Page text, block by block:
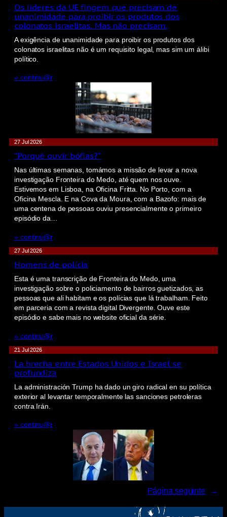
Os líderes da UE fingem que precisam de
unanimidade para proibir os produtos dos
colonatos israelitas. Mas não precisam.
A exigência de unanimidade para proibir os produtos dos
colonatos israelitas não é um requisito legal, mas sim um álibi
político.
» continu@r
27 Jul 2026
“Porquê ouvir bófias?”
Nas últimas semanas, tomámos a missão de levar a nova
investigação Fronteira do Medo, até quem nos ouve.
Estivemos em Lisboa, na Oficina Fritta. No Porto, com a
Oficina Mescla. E na Cova da Moura, com a Bazofo: mais de
uma centena de pessoas ouviu presencialmente o primeiro
episódio da…
» continu@r
27 Jul 2026
Homens de polícia
Esta é uma transcrição de Fronteira do Medo, uma
investigação sobre o policiamento de bairros guetizados, as
pessoas que ali habitam e os polícias que lá trabalham. Feito
em parceria com a revista digital Divergente. Ouve este
episódio e sabe mais no website oficial da série.
» continu@r
21 Jul 2026
La brecha entre Estados Unidos e Israel se
profundiza
La administración Trump ha dado un giro radical en su política
exterior al levantar temporalmente las sanciones petroleras
contra Irán.
» continu@r
Página seguinte →